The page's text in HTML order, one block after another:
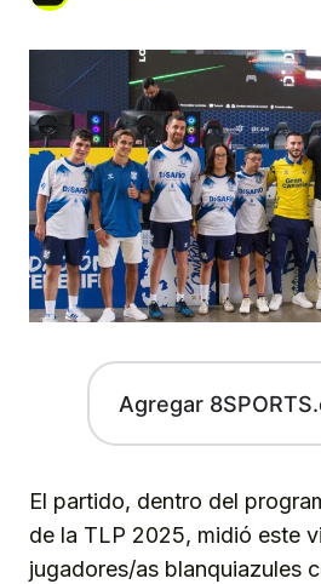
Agregar
El partido, dentro del
de la TLP 2025, midió este
jugadores/as blanquiazules